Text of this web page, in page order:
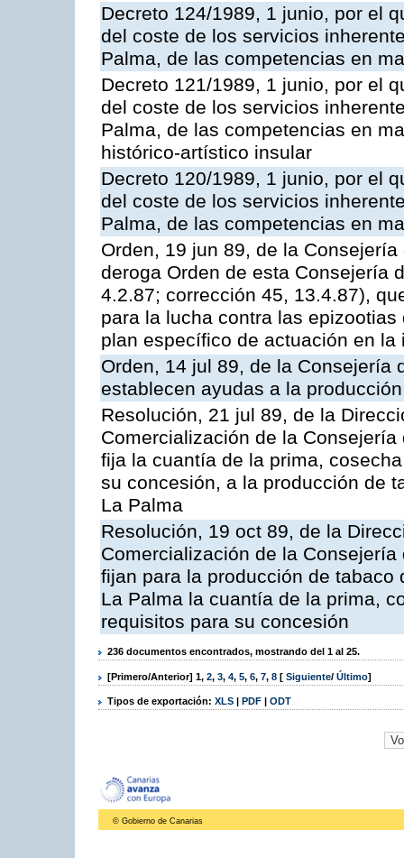
Decreto 124/1989, 1 junio, por el
del coste de los servicios
Palma, de las competencias en
Decreto 121/1989, 1 junio, por el
del coste de los servicios
Palma, de las competencias en
histórico-artístico insular
Decreto 120/1989, 1 junio, por el
del coste de los servicios
Palma, de las competencias en
Orden, 19 jun 89, de la
deroga Orden de esta Consejería
4.2.87; corrección 45, 13.4.87),
para la lucha contra las
plan específico de actuación en la
Orden, 14 jul 89, de la Consejería
establecen ayudas a la
Resolución, 21 jul 89, de la
Comercialización de la
fija la cuantía de la prima,
su concesión, a la producción de
La Palma
Resolución, 19 oct 89, de la
Comercialización de la
fijan para la producción de
La Palma la cuantía de la prima,
requisitos para su concesión
236 documentos encontrados, mostrando del 1 al 25.
[Primero/Anterior] 1, 2, 3, 4, 5, 6, 7, 8 [ Siguiente/ Último]
Tipos de exportación: XLS | PDF | ODT
© Gobierno de Canarias